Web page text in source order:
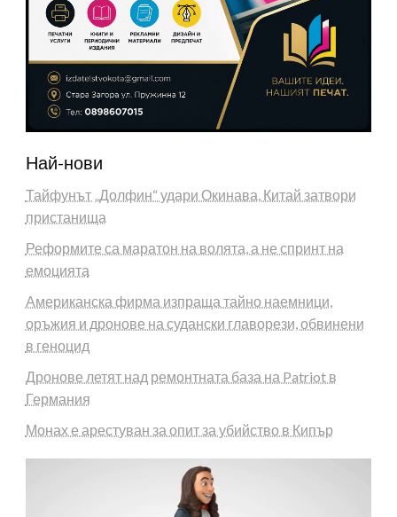
Най-нови
Тайфунът „Долфин“ удари Окинава, Китай затвори
пристанища
Реформите са маратон на волята, а не спринт на
емоцията
Американска фирма изпраща тайно наемници,
оръжия и дронове на судански главорези, обвинени
в геноцид
Дронове летят над ремонтната база на Patriot в
Германия
Монах е арестуван за опит за убийство в Кипър